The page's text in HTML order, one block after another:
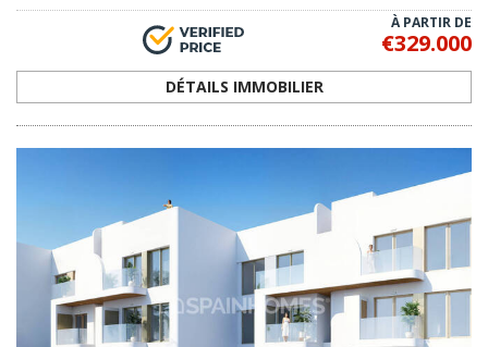
À PARTIR DE
€329.000
DÉTAILS IMMOBILIER